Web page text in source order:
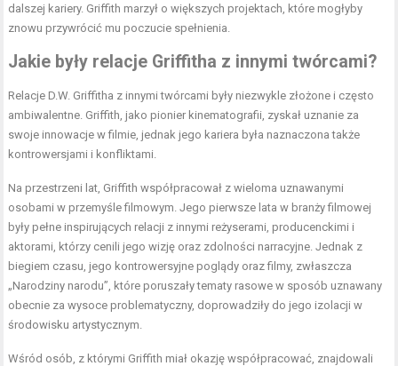
dalszej kariery. Griffith marzył o większych projektach, które mogłyby
znowu przywrócić mu poczucie spełnienia.
Jakie były relacje Griffitha z innymi twórcami?
Relacje D.W. Griffitha z innymi twórcami były niezwykle złożone i często
ambiwalentne. Griffith, jako pionier kinematografii, zyskał uznanie za
swoje innowacje w filmie, jednak jego kariera była naznaczona także
kontrowersjami i konfliktami.
Na przestrzeni lat, Griffith współpracował z wieloma uznawanymi
osobami w przemyśle filmowym. Jego pierwsze lata w branży filmowej
były pełne inspirujących relacji z innymi reżyserami, producenckimi i
aktorami, którzy cenili jego wizję oraz zdolności narracyjne. Jednak z
biegiem czasu, jego kontrowersyjne poglądy oraz filmy, zwłaszcza
„Narodziny narodu”, które poruszały tematy rasowe w sposób uznawany
obecnie za wysoce problematyczny, doprowadziły do jego izolacji w
środowisku artystycznym.
Wśród osób, z którymi Griffith miał okazję współpracować, znajdowali